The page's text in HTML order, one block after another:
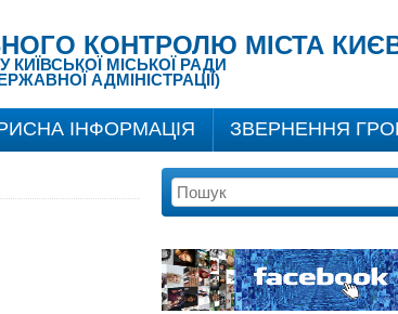
КОНТРОЛЮ МІСТА
МІСЬКОЇ РАДИ
АДМІНІСТРАЦІЇ)
ІНФОРМАЦІЯ ЗВЕРНЕННЯ